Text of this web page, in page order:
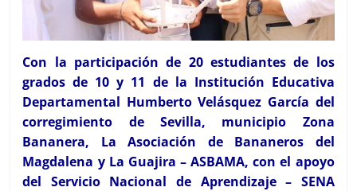
Con la participación de 20 estudiantes de los
grados de 10 y 11 de la Institución Educativa
Departamental Humberto Velásquez García del
corregimiento de Sevilla, municipio Zona
Bananera, La Asociación de Bananeros del
Magdalena y La Guajira – ASBAMA, con el apoyo
del Servicio Nacional de Aprendizaje – SENA